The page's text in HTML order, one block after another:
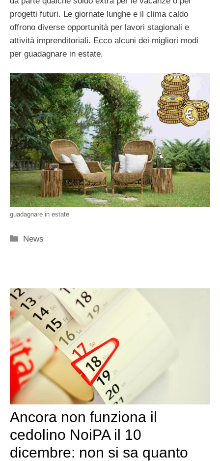
progetti futuri. Le giornate lunghe e il clima caldo
offrono diverse opportunità per lavori stagionali e
attività imprenditoriali. Ecco alcuni dei migliori modi
per guadagnare in estate.
guadagnare in estate
Categorie
News
Ancora non funziona il
cedolino NoiPA il 10
dicembre: non si sa quanto